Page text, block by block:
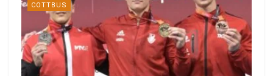
COTTBUS